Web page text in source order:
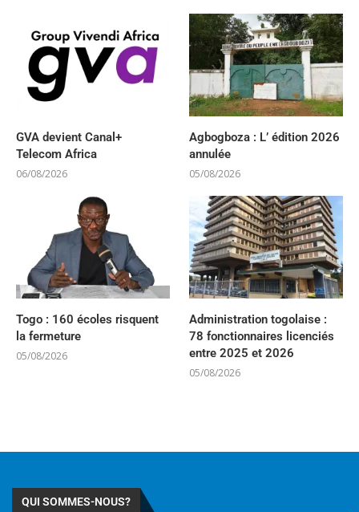
GVA devient Canal+
Telecom Africa
06/08/2026
Agbogboza : L’ édition 2026
annulée
05/08/2026
Togo : 160 écoles risquent
la fermeture
05/08/2026
Administration togolaise :
78 fonctionnaires licenciés
entre 2025 et 2026
05/08/2026
QUI SOMMES-NOUS?